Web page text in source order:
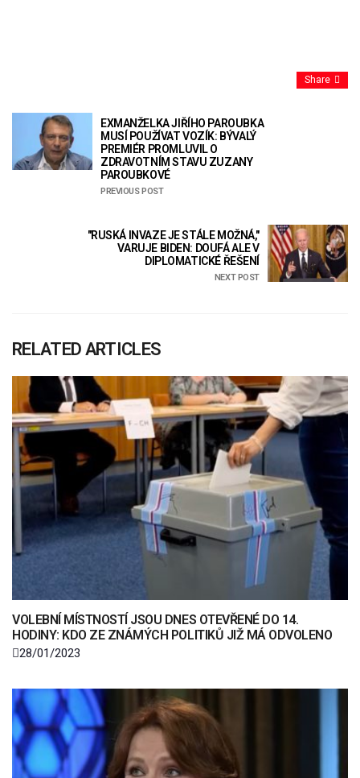
Share
EXMANŽELKA JIŘÍHO PAROUBKA
MUSÍ POUŽÍVAT VOZÍK: BÝVALÝ
PREMIÉR PROMLUVIL O
ZDRAVOTNÍM STAVU ZUZANY
PAROUBKOVÉ
PREVIOUS POST
"RUSKÁ INVAZE JE STÁLE MOŽNÁ,"
VARUJE BIDEN: DOUFÁ ALE V
DIPLOMATICKÉ ŘEŠENÍ
NEXT POST
RELATED ARTICLES
VOLEBNÍ MÍSTNOSTÍ JSOU DNES OTEVŘENÉ DO 14.
HODINY: KDO ZE ZNÁMÝCH POLITIKŮ JIŽ MÁ ODVOLENO
28/01/2023